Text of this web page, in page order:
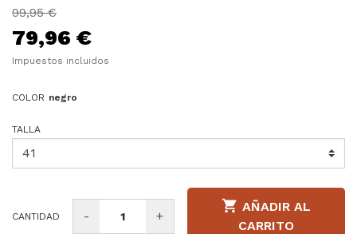
99,95 €
79,96 €
Impuestos incluidos
COLOR negro
TALLA
CANTIDAD - +

CARRITO